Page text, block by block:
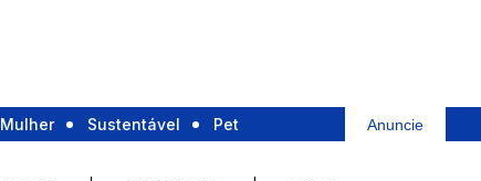
Mulher Sustentável Pet Anuncie